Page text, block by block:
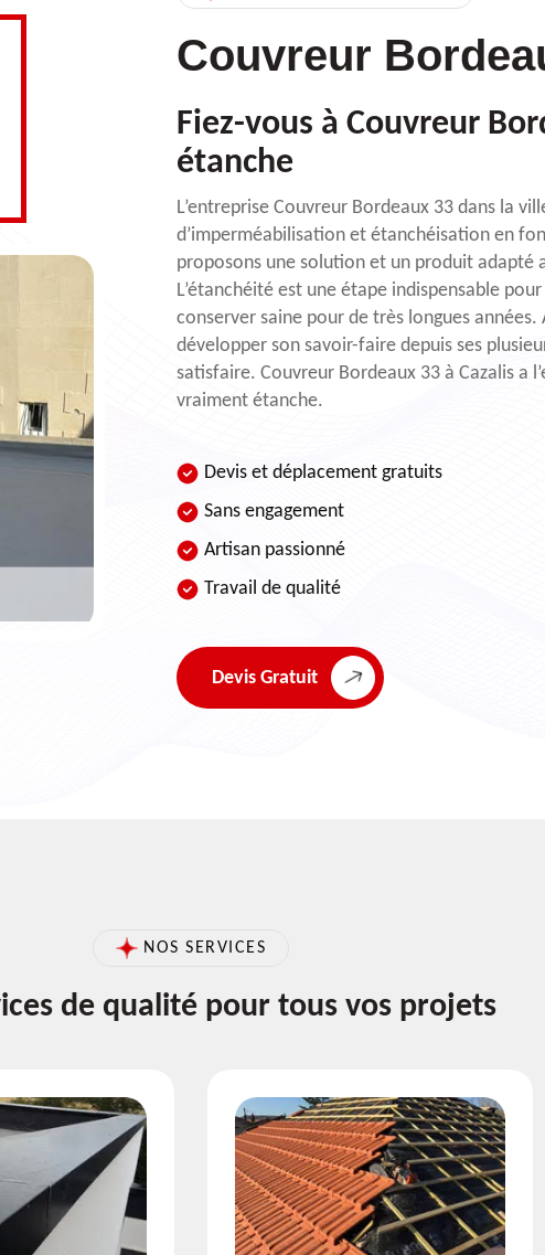
Couvreur
Fiez-vous à Couvreur
étanche
L’entreprise Couvreur Bordeaux 33 dans la
d’imperméabilisation et étanchéisation en
proposons une solution et un produit adapté
L’étanchéité est une étape indispensable
conserver saine pour de très longues
développer son savoir-faire depuis ses
satisfaire. Couvreur Bordeaux 33 à Cazalis a
vraiment étanche.
Devis et déplacement gratuits
Sans engagement
Artisan passionné
Travail de qualité
Devis Gratuit
NOS SERVICES
de qualité pour tous vos projets